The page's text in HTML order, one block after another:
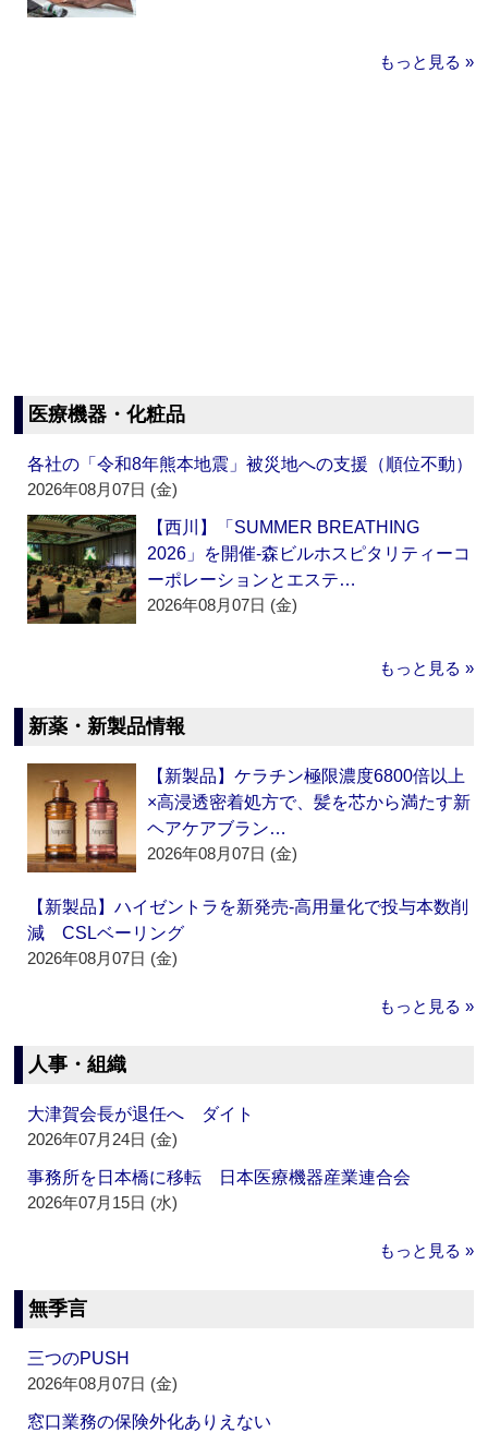
もっと見る »
医療機器・化粧品
各社の「令和8年熊本地震」被災地への支援（順位不動）
2026年08月07日 (金)
【西川】「SUMMER BREATHING
2026」を開催‐森ビルホスピタリティーコ
ーポレーションとエステ…
2026年08月07日 (金)
もっと見る »
新薬・新製品情報
【新製品】ケラチン極限濃度6800倍以上
×高浸透密着処方で、髪を芯から満たす新
ヘアケアブラン…
2026年08月07日 (金)
【新製品】ハイゼントラを新発売‐高用量化で投与本数削
減 CSLベーリング
2026年08月07日 (金)
もっと見る »
人事・組織
大津賀会長が退任へ ダイト
2026年07月24日 (金)
事務所を日本橋に移転 日本医療機器産業連合会
2026年07月15日 (水)
もっと見る »
無季言
三つのPUSH
2026年08月07日 (金)
窓口業務の保険外化ありえない